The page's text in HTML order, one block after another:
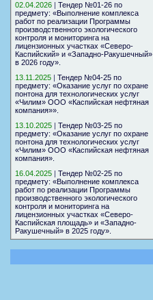
02.04.2026
Тендер №01-26 по
предмету: «Выполнение комплекса
работ по реализации Программы
производственного экологического
контроля и мониторинга на
лицензионных участках «Северо-
Каспийский» и «Западно-Ракушечный»
в 2026 году».
13.11.2025
Тендер №04-25 по
предмету: «Оказание услуг по охране
понтона для технологических услуг
«Чилим» ООО «Каспийская нефтяная
компания»».
13.10.2025
Тендер №03-25 по
предмету: «Оказание услуг по охране
понтона для технологических услуг
«Чилим» ООО «Каспийская нефтяная
компания».
16.04.2025
Тендер №02-25 по
предмету: «Выполнение комплекса
работ по реализации Программы
производственного экологического
контроля и мониторинга на
лицензионных участках «Северо-
Каспийская площадь» и «Западно-
Ракушечный» в 2025 году».